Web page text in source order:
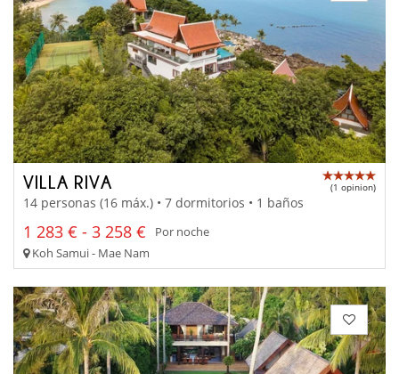
VILLA RIVA (1 opinion)
14 personas (16 máx.) • 7 dormitorios • 1 baños
1 283 € - 3 258 €
Por noche
Koh Samui - Mae Nam